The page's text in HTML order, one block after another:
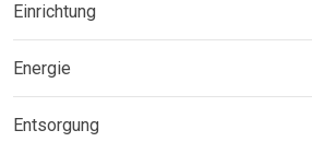
Einrichtung
Energie
Entsorgung